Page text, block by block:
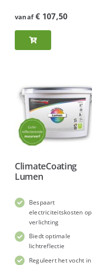
vanaf € 107,50
ClimateCoating
Lumen
Bespaart
electriciteitskosten op
verlichting
Biedt optimale
lichtreflectie
Reguleert het vocht in